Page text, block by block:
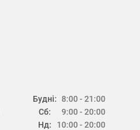
Будні:
Сб:
Нд:
8:00 - 21:00
9:00 - 20:00
10:00 - 20:00